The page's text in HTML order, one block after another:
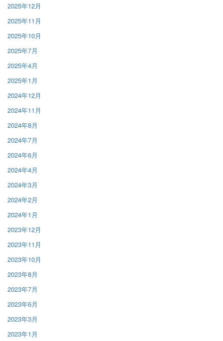
2025年12月
2025年11月
2025年10月
2025年7月
2025年4月
2025年1月
2024年12月
2024年11月
2024年8月
2024年7月
2024年6月
2024年4月
2024年3月
2024年2月
2024年1月
2023年12月
2023年11月
2023年10月
2023年8月
2023年7月
2023年6月
2023年3月
2023年1月